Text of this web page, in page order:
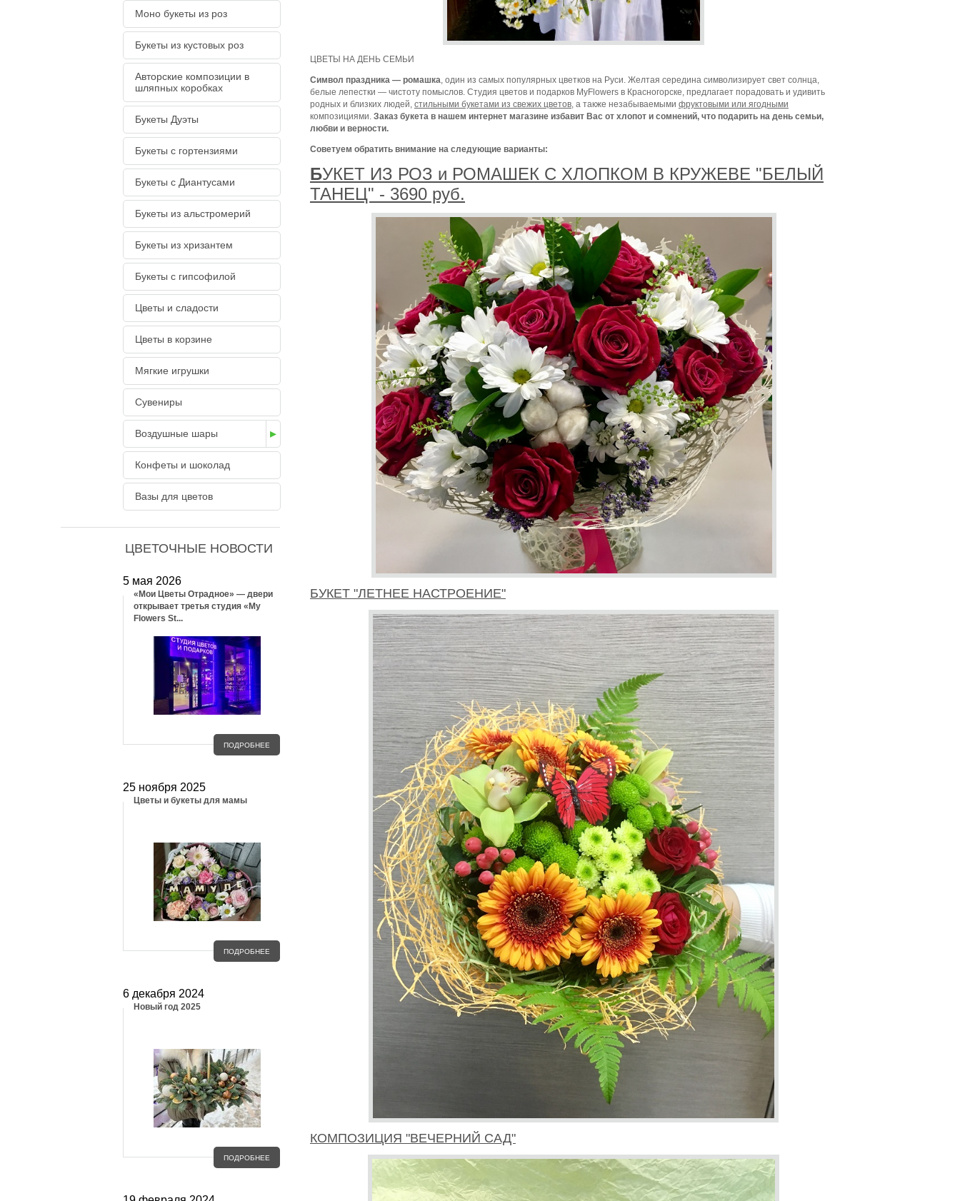
Моно букеты из роз
Букеты из кустовых роз
Авторские композиции в
шляпных коробках
Букеты Дуэты
Букеты с гортензиями
Букеты с Диантусами
Букеты из альстромерий
Букеты из хризантем
Букеты с гипсофилой
Цветы и сладости
Цветы в корзине
Мягкие игрушки
Сувениры
Воздушные шары
Конфеты и шоколад
Вазы для цветов
ЦВЕТОЧНЫЕ НОВОСТИ
5 мая 2026
«Мои Цветы Отрадное» — двери
открывает третья студия «My
Flowers St...
ПОДРОБНЕЕ
25 ноября 2025
Цветы и букеты для мамы
ПОДРОБНЕЕ
6 декабря 2024
Новый год 2025
ПОДРОБНЕЕ
ЦВЕТЫ НА ДЕНЬ СЕМЬИ
Символ праздника — ромашка , один из самых популярных цветков на Руси. Желтая середина символизирует свет солнца,
белые лепестки — чистоту помыслов. Студия цветов и подарков MyFlowers в Красногорске, предлагает порадовать и удивить
родных и близких людей, стильными букетами из свежих цветов , а также незабываемыми фруктовыми или ягодными
композициями. Заказ букета в нашем интернет магазине избавит Вас от хлопот и сомнений, что подарить на день семьи,
любви и верности.
Советуем обратить внимание на следующие варианты:
БУКЕТ ИЗ РОЗ и РОМАШЕК С ХЛОПКОМ В КРУЖЕВЕ "БЕЛЫЙ
ТАНЕЦ" - 3690 руб.
БУКЕТ "ЛЕТНЕЕ НАСТРОЕНИЕ"
КОМПОЗИЦИЯ "ВЕЧЕРНИЙ САД"